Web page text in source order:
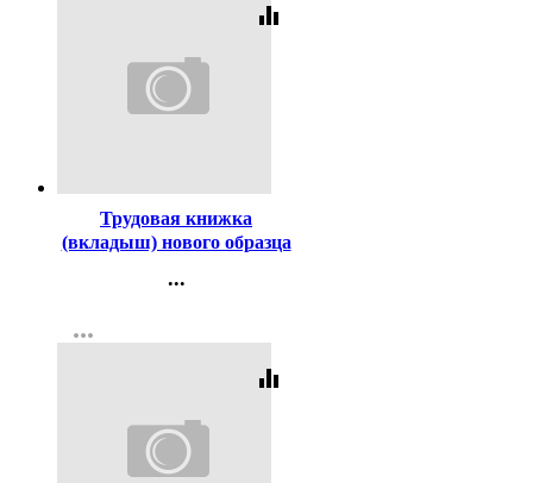
equalizer
Трудовая книжка
(вкладыш) нового образца
...
Регистрация
more_horiz
equalizer